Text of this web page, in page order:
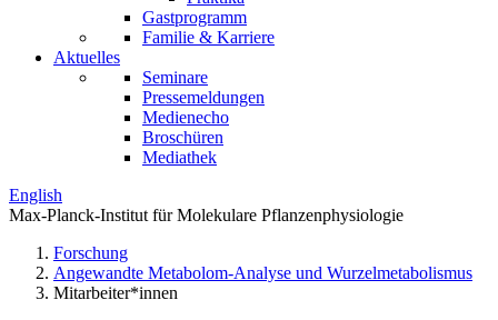
Gastprogramm
Familie & Karriere
Aktuelles
Seminare
Pressemeldungen
Medienecho
Broschüren
Mediathek
English
Max-Planck-Institut für Molekulare Pflanzenphysiologie
Forschung
Angewandte Metabolom-Analyse und Wurzelmetabolismus
Mitarbeiter*innen